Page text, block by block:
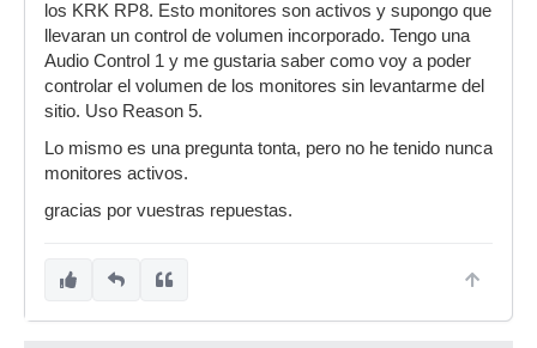
los KRK RP8. Esto monitores son activos y supongo que
llevaran un control de volumen incorporado. Tengo una
Audio Control 1 y me gustaria saber como voy a poder
controlar el volumen de los monitores sin levantarme del
sitio. Uso Reason 5.
Lo mismo es una pregunta tonta, pero no he tenido nunca
monitores activos.
gracias por vuestras repuestas.